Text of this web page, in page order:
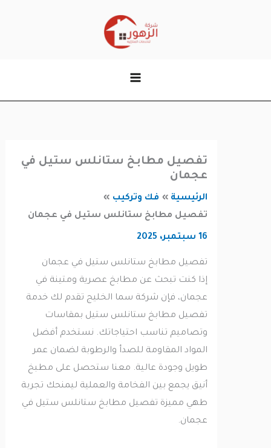
تفصيل مطابخ ستانلس ستيل في
عجمان
الرئيسية
فك وتركيب
تفصيل مطابخ ستانلس ستيل في عجمان
تفصيل مطابخ ستانلس ستيل في عجمان
إذا كنت تبحث عن مطابخ عصرية ومتينة في
عجمان، فإن شركة سما الخليج تقدم لك خدمة
تفصيل مطابخ ستانلس ستيل بمقاسات
وتصاميم تناسب احتياجاتك. نستخدم أفضل
المواد المقاومة للصدأ والرطوبة لضمان عمر
طويل وجودة عالية. معنا ستحصل على مطبخ
أنيق يجمع بين الفخامة والعملية ليمنحك تجربة
طهي مميزة تفصيل مطابخ ستانلس ستيل في
عجمان.